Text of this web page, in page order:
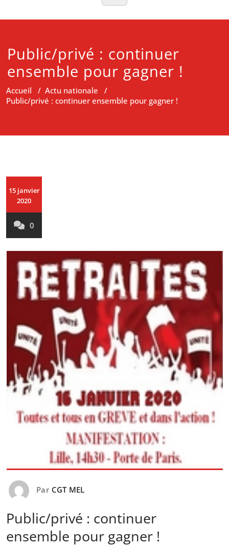
Public/privé : continuer
ensemble pour gagner !
Accueil / Actu nationale /
Public/privé : continuer ensemble pour gagner !
15 janvier
2020
0
Par CGT MEL
Public/privé : continuer
ensemble pour gagner !